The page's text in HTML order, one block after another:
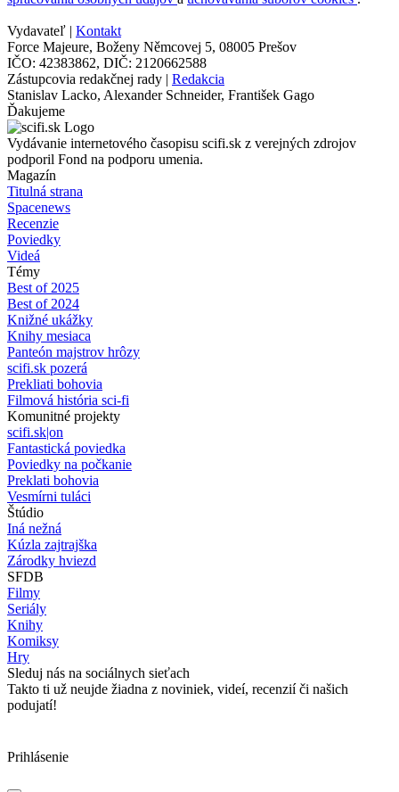
Vydavateľ | Kontakt
Force Majeure, Boženy Němcovej 5, 08005 Prešov
IČO: 42383862, DIČ: 2120662588
Zástupcovia redakčnej rady | Redakcia
Stanislav Lacko, Alexander Schneider, František Gago
Ďakujeme
Vydávanie internetového časopisu scifi.sk z verejných zdrojov
podporil Fond na podporu umenia.
Magazín
Titulná strana
Spacenews
Recenzie
Poviedky
Videá
Témy
Best of 2025
Best of 2024
Knižné ukážky
Knihy mesiaca
Panteón majstrov hrôzy
scifi.sk pozerá
Prekliati bohovia
Filmová história sci-fi
Komunitné projekty
scifi.sk|on
Fantastická poviedka
Poviedky na počkanie
Preklati bohovia
Vesmírni tuláci
Štúdio
Iná nežná
Kúzla zajtrajška
Zárodky hviezd
SFDB
Filmy
Seriály
Knihy
Komiksy
Hry
Sleduj nás na sociálnych sieťach
Takto ti už neujde žiadna z noviniek, videí, recenzií či našich
podujatí!
Prihlásenie